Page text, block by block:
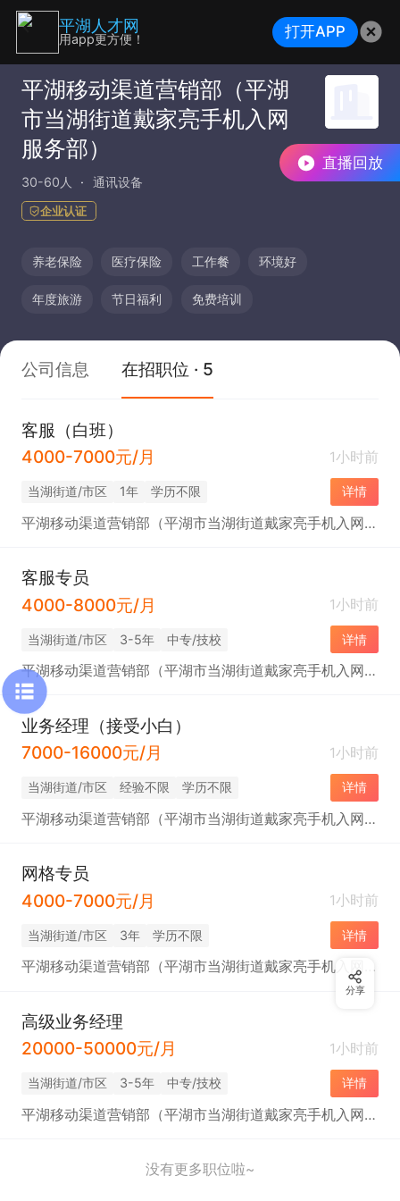
直播回放
平湖移动渠道营销部（平湖
市当湖街道戴家亮手机入网
服务部）
30-60人 通讯设备
企业认证
养老保险 医疗保险 工作餐 环境好
年度旅游 节日福利 免费培训
公司信息 在招职位 · 5
客服（白班）
4000-7000元/月
1小时前
当湖街道/市区 1年 学历不限 详情
平湖移动渠道营销部（平湖市当湖街道戴家亮手机入网服务部）
客服专员
4000-8000元/月
1小时前
当湖街道/市区 3-5年 中专/技校 详情
平湖移动渠道营销部（平湖市当湖街道戴家亮手机入网服务部）
业务经理（接受小白）
7000-16000元/月
1小时前
当湖街道/市区 经验不限 学历不限 详情
平湖移动渠道营销部（平湖市当湖街道戴家亮手机入网服务部）
网格专员
4000-7000元/月
1小时前
当湖街道/市区 3年 学历不限 详情
平湖移动渠道营销部（平湖市当湖街道戴家亮手机入网服务部）
高级业务经理
20000-50000元/月
1小时前
当湖街道/市区 3-5年 中专/技校 详情
平湖移动渠道营销部（平湖市当湖街道戴家亮手机入网服务部）
没有更多职位啦~
分享
平湖人才网
用app更方便！ 打开APP